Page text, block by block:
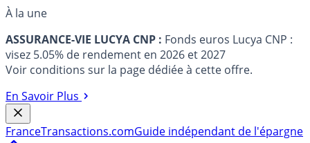
À la une
ASSURANCE-VIE LUCYA CNP : Fonds euros Lucya CNP :
visez 5.05% de rendement en 2026 et 2027
Voir conditions sur la page dédiée à cette offre.
En Savoir Plus
FranceTransactions.comGuide indépendant de l'épargne